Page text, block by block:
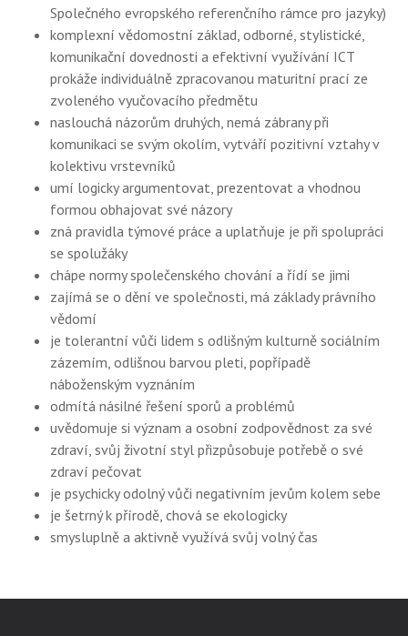
Společného evropského referenčního rámce pro jazyky)
komplexní vědomostní základ, odborné, stylistické,
komunikační dovednosti a efektivní využívání ICT
prokáže individuálně zpracovanou maturitní prací ze
zvoleného vyučovacího předmětu
naslouchá názorům druhých, nemá zábrany při
komunikaci se svým okolím, vytváří pozitivní vztahy v
kolektivu vrstevníků
umí logicky argumentovat, prezentovat a vhodnou
formou obhajovat své názory
zná pravidla týmové práce a uplatňuje je při spolupráci
se spolužáky
chápe normy společenského chování a řídí se jimi
zajímá se o dění ve společnosti, má základy právního
vědomí
je tolerantní vůči lidem s odlišným kulturně sociálním
zázemím, odlišnou barvou pleti, popřípadě
náboženským vyznáním
odmítá násilné řešení sporů a problémů
uvědomuje si význam a osobní zodpovědnost za své
zdraví, svůj životní styl přizpůsobuje potřebě o své
zdraví pečovat
je psychicky odolný vůči negativním jevům kolem sebe
je šetrný k přírodě, chová se ekologicky
smysluplně a aktivně využívá svůj volný čas